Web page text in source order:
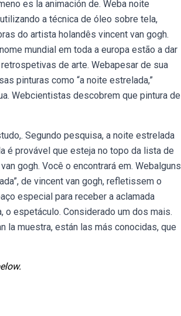
es la animación de. Weba noite
a técnica de óleo sobre tela,
do artista holandês vincent van gogh.
mundial em toda a europa estão a dar
de arte. Webapesar de sua
pinturas como “a noite estrelada,”
Webcientistas descobrem que pintura de
Segundo pesquisa, a noite estrelada
é provável que esteja no topo da lista de
gogh. Você o encontrará em. Webalguns
de vincent van gogh, refletissem o
especial para receber a aclamada
espetáculo. Considerado um dos mais.
la muestra, están las más conocidas, que